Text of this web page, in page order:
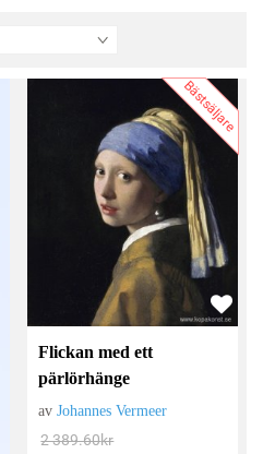
Bästsäljare
Flickan med ett
pärlörhänge
avJohannes Vermeer
2 389.60kr